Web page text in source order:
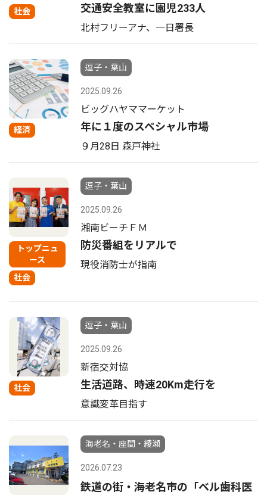
社会 交通安全教室に園児233人
北村フリーアナ、一日署長
経済
逗子・葉山
2025.09.26
ビッグハヤママーケット
年に１度のスペシャル市場
９月28日 森戸神社
トップニュ
ース
社会
逗子・葉山
2025.09.26
湘南ビーチＦＭ
防災番組をリアルで
現役消防士が指南
社会
逗子・葉山
2025.09.26
新宿交対協
生活道路、時速20Km走行を
意識変革目指す
海老名・座間・綾瀬
2026.07.23
鉄道の街・海老名市の「ベル歯科医